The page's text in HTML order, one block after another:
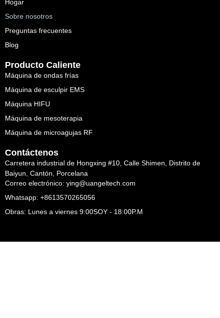
Hogar
Sobre nosotros
Preguntas frecuentes
Blog
Producto Caliente
Máquina de ondas frías
Máquina de esculpir EMS
Máquina HIFU
Máquina de mesoterapia
Máquina de microagujas RF
Contáctenos
Carretera industrial de Hongxing #10, Calle Shimen, Distrito de
Baiyun, Cantón, Porcelana
Correo electrónico: ying@uangeltech.com
Whatsapp: +8613570265056
Obras: Lunes a viernes 9:00SOY - 18:00P.M